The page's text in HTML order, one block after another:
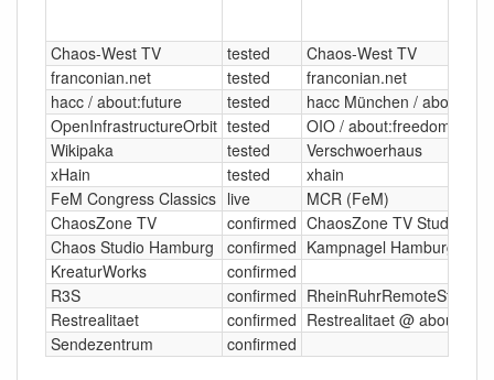
Chaos-West TV tested
Chaos-West TV
franconian.net
tested
franconian.net
hacc / about:future
tested
hacc München /
OpenInfrastructureOrbit tested
OIO / about:freedom
Wikipaka
tested
Verschwoerhaus
xHain
tested
xhain
FeM Congress Classics live
MCR (FeM)
ChaosZone TV
confirmed ChaosZone TV Studio
Chaos Studio Hamburg
confirmed Kampnagel Hamburg
KreaturWorks
confirmed
R3S
confirmed RheinRuhrRemoteStage
Restrealitaet
confirmed Restrealitaet @
Sendezentrum
confirmed